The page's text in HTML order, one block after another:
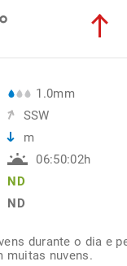
1.0mm
SSW
m
06:50:02h
ND
ND
durante o dia e
muitas nuvens.